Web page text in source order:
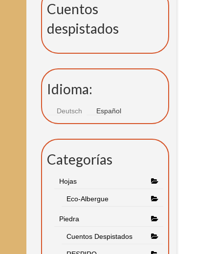
Cuentos
despistados
Idioma:
Deutsch Español
Categorías
Hojas
Eco-Albergue
Piedra
Cuentos Despistados